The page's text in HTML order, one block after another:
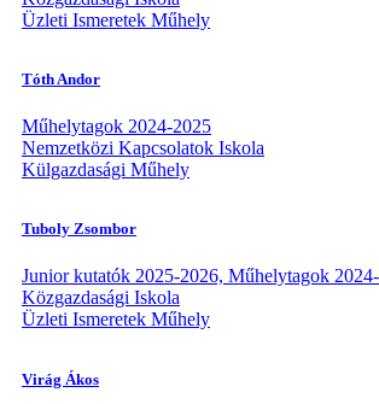
Üzleti Ismeretek Műhely
Tóth Andor
Műhelytagok 2024-2025
Nemzetközi Kapcsolatok Iskola
Külgazdasági Műhely
Tuboly Zsombor
Junior kutatók 2025-2026, Műhelytagok
Közgazdasági Iskola
Üzleti Ismeretek Műhely
Virág Ákos